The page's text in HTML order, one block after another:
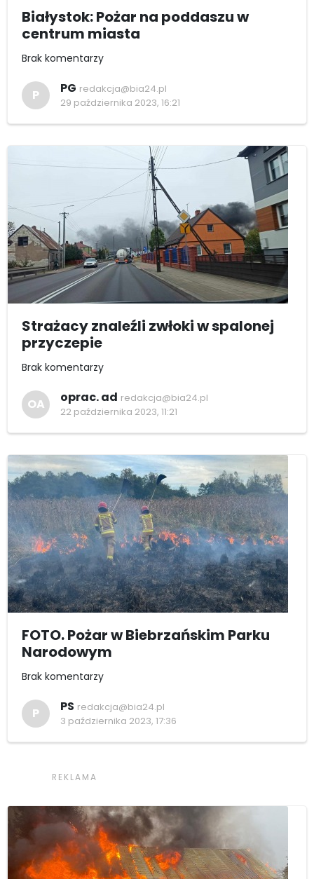
Białystok: Pożar na poddaszu w
centrum miasta
Brak komentarzy
P PG redakcja@bia24.pl
29 października 2023, 16:21
Strażacy znaleźli zwłoki w spalonej
przyczepie
Brak komentarzy
OA oprac. ad redakcja@bia24.pl
22 października 2023, 11:21
FOTO. Pożar w Biebrzańskim Parku
Narodowym
Brak komentarzy
P PS redakcja@bia24.pl
3 października 2023, 17:36